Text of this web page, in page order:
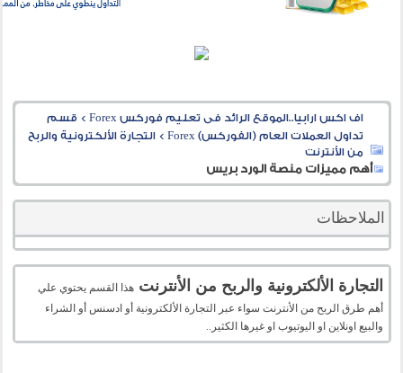
اف اكس ارابيا..الموقع الرائد فى تعليم فوركس Forex > قسم
تداول العملات العام (الفوركس) Forex
>التجارة الألكترونية والربح
من الأنترنت
أهم مميزات منصة الورد بريس
الملاحظات
التجارة الألكترونية والربح من الأنترنت هذا القسم يحتوي علي
أهم طرق الربح من الأنترنت سواء عبر التجارة الألكترونية أو ادسنس أو الشراء
والبيع اونلاين او اليوتيوب او غيرها الكثير..